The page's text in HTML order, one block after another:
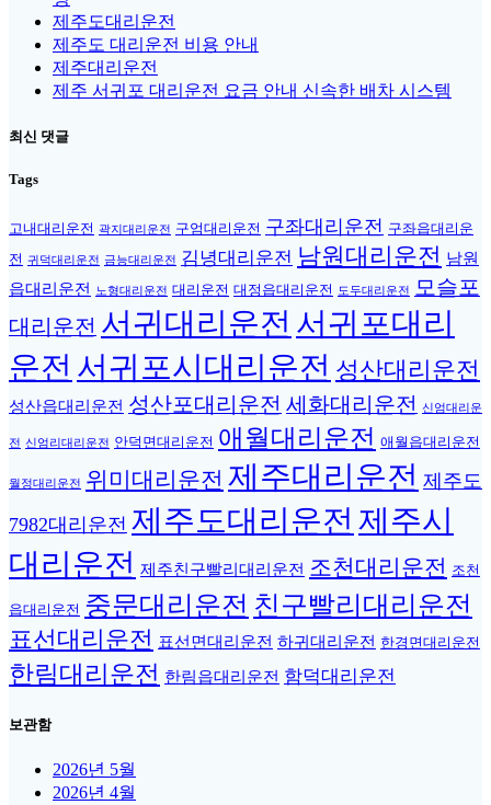
제주도대리운전
제주도 대리운전 비용 안내
제주대리운전
제주 서귀포 대리운전 요금 안내 신속한 배차 시스템
최신 댓글
Tags
고내대리운전 곽지대리운전 구엄대리운전 구좌대리운전 구좌읍대리운
전 귀덕대리운전 금능대리운전 김녕대리운전 남원대리운전 남원
읍대리운전
노형대리운전 대리운전 대정읍대리운전 도두대리운전
모슬포
대리운전 서귀대리운전 서귀포대리
운전 서귀포시대리운전 성산대리운전
성산읍대리운전 성산포대리운전 세화대리운전 신엄대리운
전 신엄리대리운전 안덕면대리운전 애월대리운전 애월읍대리운전
월정대리운전 위미대리운전 제주대리운전 제주도
7982대리운전 제주도대리운전 제주시
대리운전 제주친구빨리대리운전 조천대리운전 조천
읍대리운전 중문대리운전 친구빨리대리운전
표선대리운전 표선면대리운전 하귀대리운전 한경면대리운전
한림대리운전 한림읍대리운전 함덕대리운전
보관함
2026년 5월
2026년 4월